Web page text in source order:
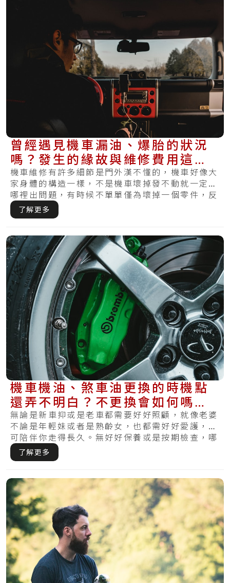
曾經遇見機車漏油、爆胎的狀況
嗎？發生的緣故與維修費用這邊
通通有！
機車維修有許多細節是門外漢不懂的，機車好像大
家身體的構造一樣，不是機車壞掉發不動就一定是
哪裡出問題，有時候不單單僅為壞掉一個零件，反
而需.....
了解更多
機車機油、煞車油更換的時機點
還弄不明白？不更換會如何嗎？
現在曉得還不算晚～
無論是新車抑或是老車都需要好好照顧，就像老婆
不論是年輕妹或者是熟齡女，也都需好好愛護，才
可陪伴你走得長久。無好好保養或是按期檢查，哪
天發.....
了解更多